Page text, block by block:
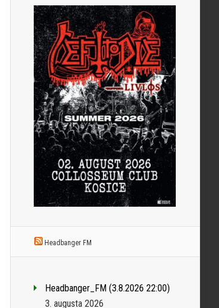
Headbanger FM
Headbanger_FM (3.8.2026 22:00)
3. augusta 2026